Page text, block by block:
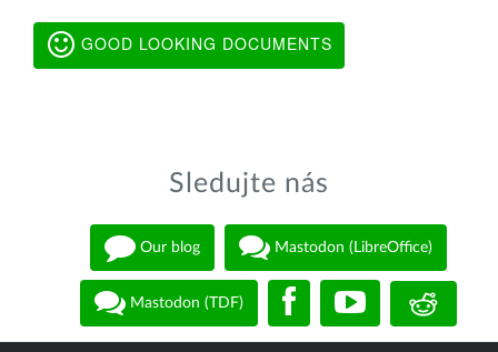
GOOD LOOKING DOCUMENTS
Sledujte nás
Our blog Mastodon (LibreOffice)
Mastodon (TDF)